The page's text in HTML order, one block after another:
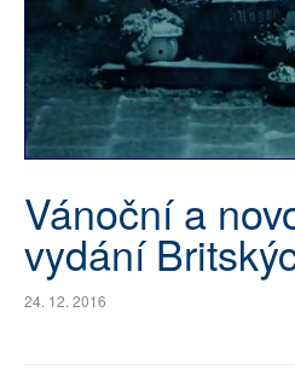
PLNÁ VERZE STRÁNEK
Vánoční a
vydání
24. 12. 2016